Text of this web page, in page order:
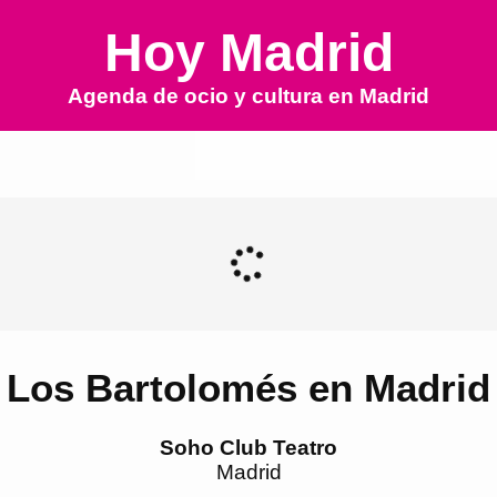
Hoy Madrid
Agenda de ocio y cultura en Madrid
Los Bartolomés en Madrid
Soho Club Teatro
Madrid